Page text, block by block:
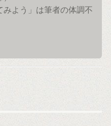
みよう」は筆者の体調不